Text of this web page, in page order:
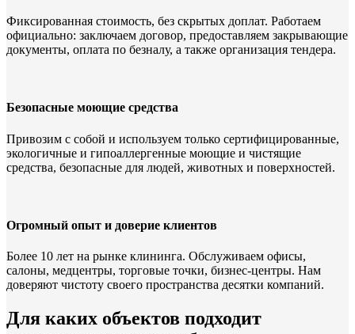
Фиксированная стоимость, без скрытых доплат. Работаем
официально: заключаем договор, предоставляем закрывающие
документы, оплата по безналу, а также организация тендера.
Безопасные моющие средства
Привозим с собой и используем только сертифицированные,
экологичные и гипоаллергенные моющие и чистящие
средства, безопасные для людей, животных и поверхностей.
Огромный опыт и доверие клиентов
Более 10 лет на рынке клининга. Обслуживаем офисы,
салоны, медцентры, торговые точки, бизнес-центры. Нам
доверяют чистоту своего пространства десятки компаний.
Для каких объектов подходит